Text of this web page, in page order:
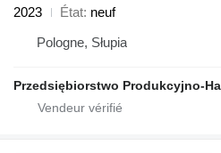
2023
État neuf
Pologne, Słupia